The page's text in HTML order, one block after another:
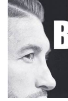
ІНТЕРВ'Ю
РІЗНЕ
БУКМЕКЕРИ